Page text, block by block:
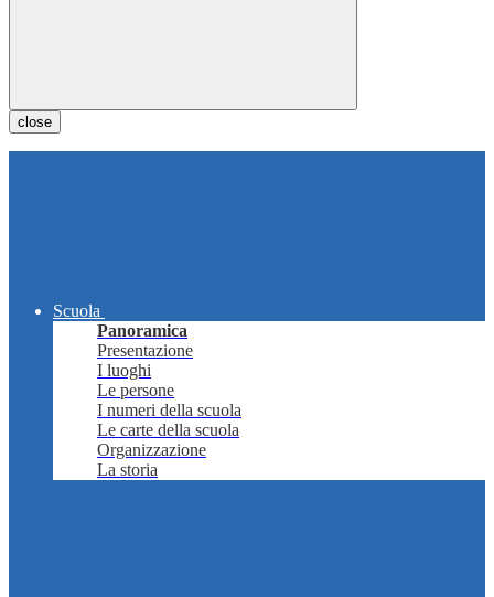
close
Scuola
Panoramica
Presentazione
I luoghi
Le persone
I numeri della scuola
Le carte della scuola
Organizzazione
La storia